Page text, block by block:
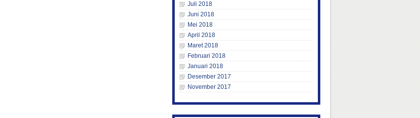
Juli 2018
Juni 2018
Mei 2018
April 2018
Maret 2018
Februari 2018
Januari 2018
Desember 2017
November 2017